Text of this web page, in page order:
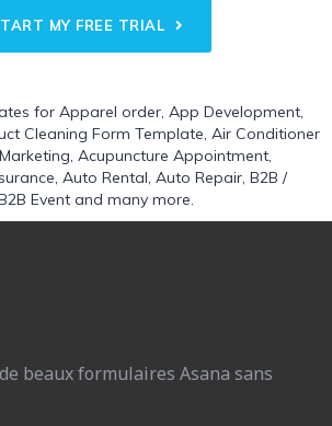
MY FREE TRIAL
for Apparel order, App Development,
Cleaning Form Template, Air Conditioner
, Acupuncture Appointment,
, Auto Rental, Auto Repair, B2B /
Event and many more.
beaux formulaires Asana sans